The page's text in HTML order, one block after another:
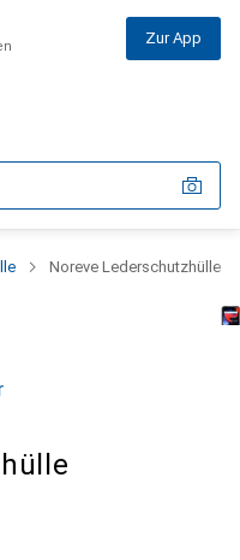
Zur App
Noreve Lederschutzhülle